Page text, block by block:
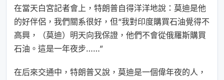
在當天白宮記者會上，特朗普自得洋洋地說：莫迪是他
的好伴侶，我們關系很好，但“我對印度購買石油覺得不
高興，（莫迪）明天向我保證，他們不會從俄羅斯購買
石油。這是一年夜步……”
在后來交通中，特朗普又說，莫迪是一個偉年夜的人，